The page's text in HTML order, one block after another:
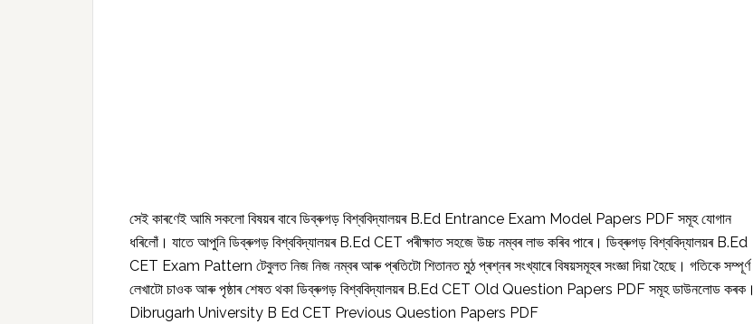
সেই কাৰণেই আমি সকলো বিষয়ৰ বাবে ডিব্ৰুগড় বিশ্ববিদ্যালয়ৰ B.Ed Entrance Exam Model Papers PDF সমূহ যোগান
ধৰিলোঁ। যাতে আপুনি ডিব্ৰুগড় বিশ্ববিদ্যালয়ৰ B.Ed CET পৰীক্ষাত সহজে উচ্চ নম্বৰ লাভ কৰিব পাৰে। ডিব্ৰুগড় বিশ্ববিদ্যালয়ৰ B.Ed
CET Exam Pattern টেবুলত নিজ নিজ নম্বৰ আৰু প্ৰতিটো শিতানত মুঠ প্ৰশ্নৰ সংখ্যাৰে বিষয়সমূহৰ সংজ্ঞা দিয়া হৈছে। গতিকে সম্পূৰ্ণ
লেখাটো চাওক আৰু পৃষ্ঠাৰ শেষত থকা ডিব্ৰুগড় বিশ্ববিদ্যালয়ৰ B.Ed CET Old Question Papers PDF সমূহ ডাউনলোড কৰক।
Dibrugarh University B Ed CET Previous Question Papers PDF